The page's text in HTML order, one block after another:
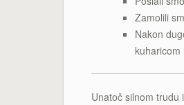
Zamolili
Nakon
kuharicom
Unatoč silnom trudu